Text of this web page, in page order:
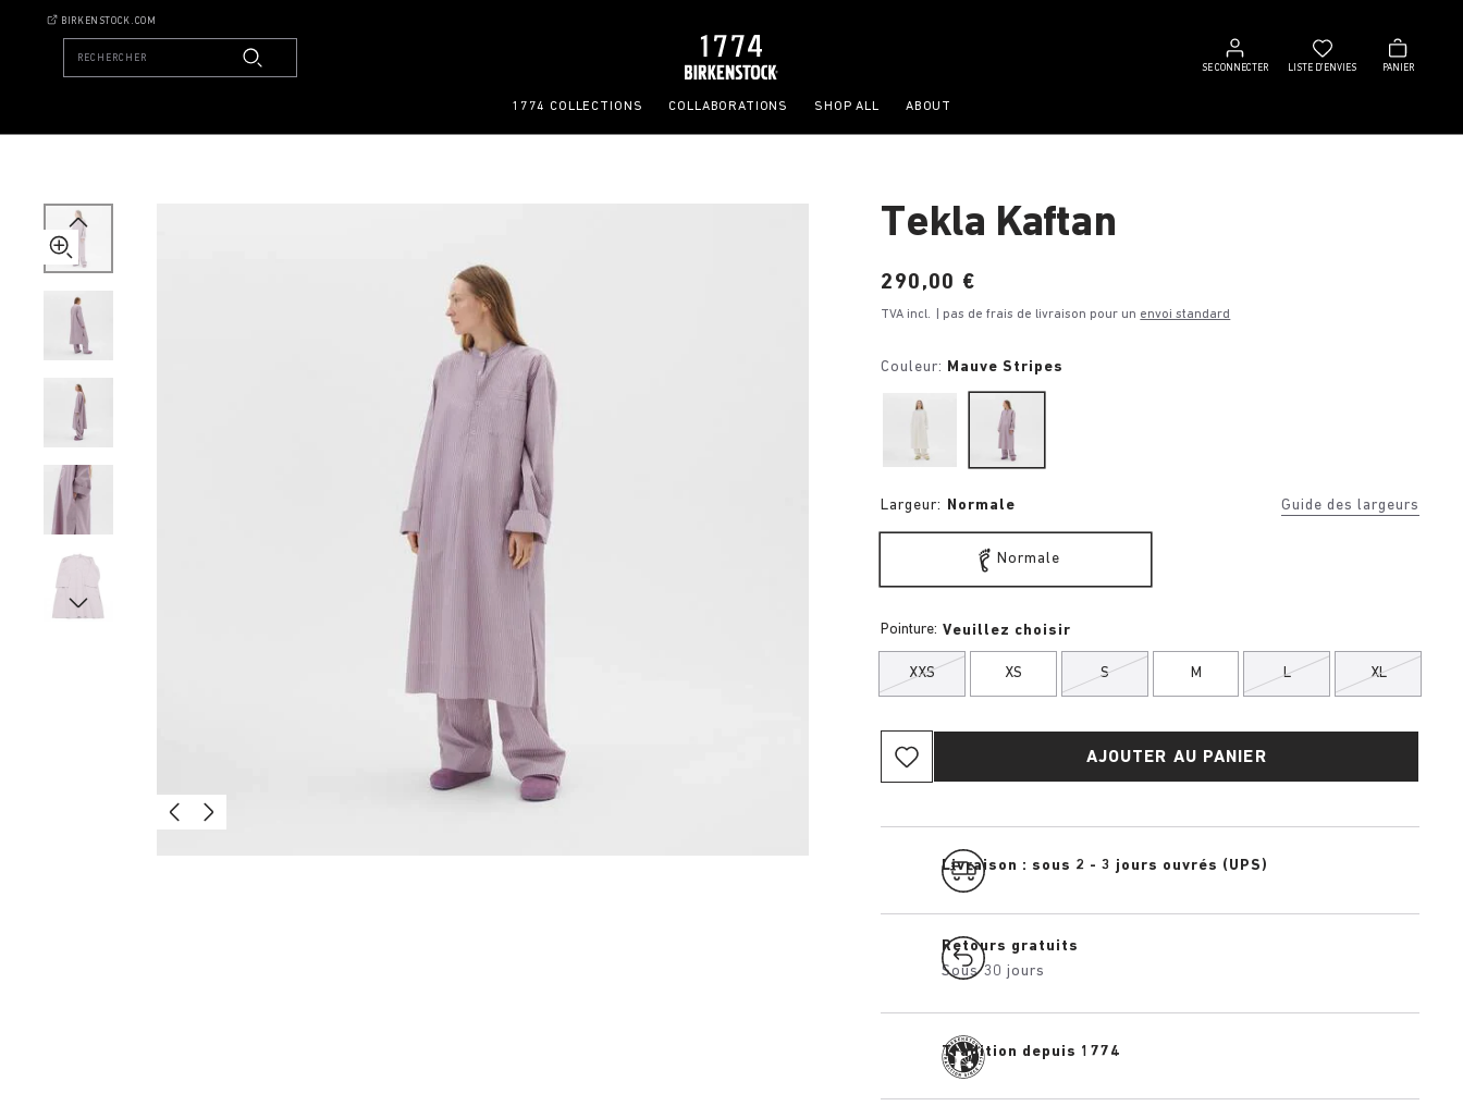
BIRKENSTOCK.COM
RECHERCHER
SE CONNECTER
connecter
LISTE D’ENVIES
Liste
d’envies
PANIER
Panier
1774 COLLECTIONS COLLABORATIONS SHOP ALL ABOUT
Kaftan
Tekla Kaftan
Price:
290,00 €
TVA incl. | pas de frais de livraison pour un envoi standard
Couleur: Mauve Stripes
Largeur: Normale Guide des largeurs
Normale
Pointure: Veuillez choisir
XXS XS S M L XL
AJOUTER AU PANIER
Livraison : sous 2 - 3 jours ouvrés (UPS)
Retours gratuits
Sous 30 jours
Tradition depuis 1774